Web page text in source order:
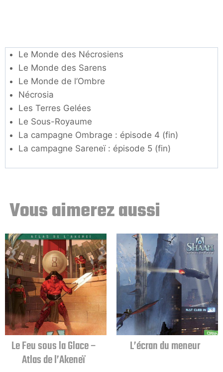
Le Monde des Nécrosiens
Le Monde des Sarens
Le Monde de l’Ombre
Nécrosia
Les Terres Gelées
Le Sous-Royaume
La campagne Ombrage : épisode 4 (fin)
La campagne Sareneï : épisode 5 (fin)
Vous aimerez aussi
Le Feu sous la Glace –
Atlas de l’Akeneï
L’écran du meneur